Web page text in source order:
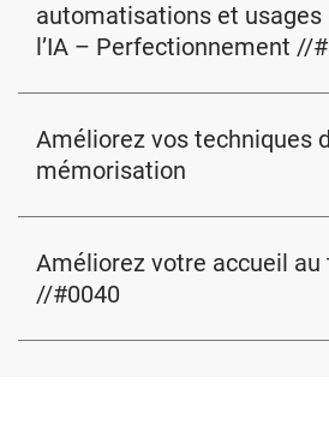
automatisations et usages
l’IA – Perfectionnement //
Améliorez vos techniques
mémorisation
Améliorez votre accueil au
//#0040